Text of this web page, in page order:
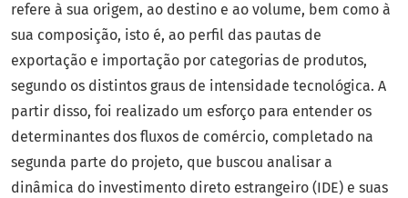
refere à sua origem, ao destino e ao volume, bem como à
sua composição, isto é, ao perfil das pautas de
exportação e importação por categorias de produtos,
segundo os distintos graus de intensidade tecnológica. A
partir disso, foi realizado um esforço para entender os
determinantes dos fluxos de comércio, completado na
segunda parte do projeto, que buscou analisar a
dinâmica do investimento direto estrangeiro (IDE) e suas